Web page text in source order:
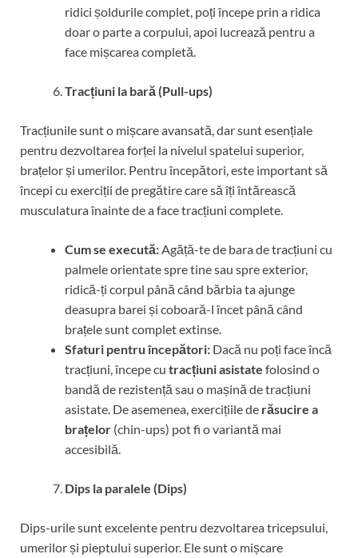
ridici șoldurile complet, poți începe prin a ridica
doar o parte a corpului, apoi lucrează pentru a
face mișcarea completă.
Tracțiuni la bară (Pull-ups)
Tracțiunile sunt o mișcare avansată, dar sunt esențiale
pentru dezvoltarea forței la nivelul spatelui superior,
brațelor și umerilor. Pentru începători, este important să
începi cu exerciții de pregătire care să îți întărească
musculatura înainte de a face tracțiuni complete.
Cum se execută: Agăță-te de bara de tracțiuni cu
palmele orientate spre tine sau spre exterior,
ridică-ți corpul până când bărbia ta ajunge
deasupra barei și coboară-l încet până când
brațele sunt complet extinse.
Sfaturi pentru începători: Dacă nu poți face încă
tracțiuni, începe cu tracțiuni asistate folosind o
bandă de rezistență sau o mașină de tracțiuni
asistate. De asemenea, exercițiile de răsucire a
brațelor (chin-ups) pot fi o variantă mai
accesibilă.
Dips la paralele (Dips)
Dips-urile sunt excelente pentru dezvoltarea tricepsului,
umerilor și pieptului superior. Ele sunt o mișcare